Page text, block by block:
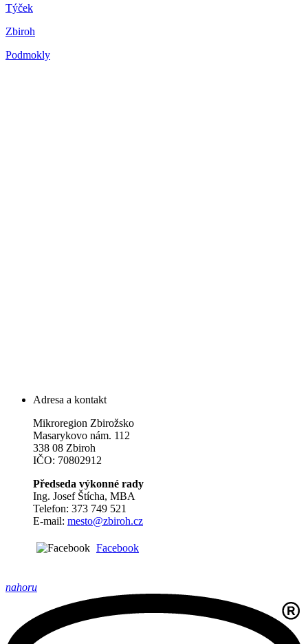
Týček
Zbiroh
Podmokly
Adresa a kontakt
Mikroregion Zbirožsko
Masarykovo nám. 112
338 08 Zbiroh
IČO: 70802912
Předseda výkonné rady
Ing. Josef Štícha, MBA
Telefon: 373 749 521
E-mail: mesto@zbiroh.cz
Facebook
nahoru